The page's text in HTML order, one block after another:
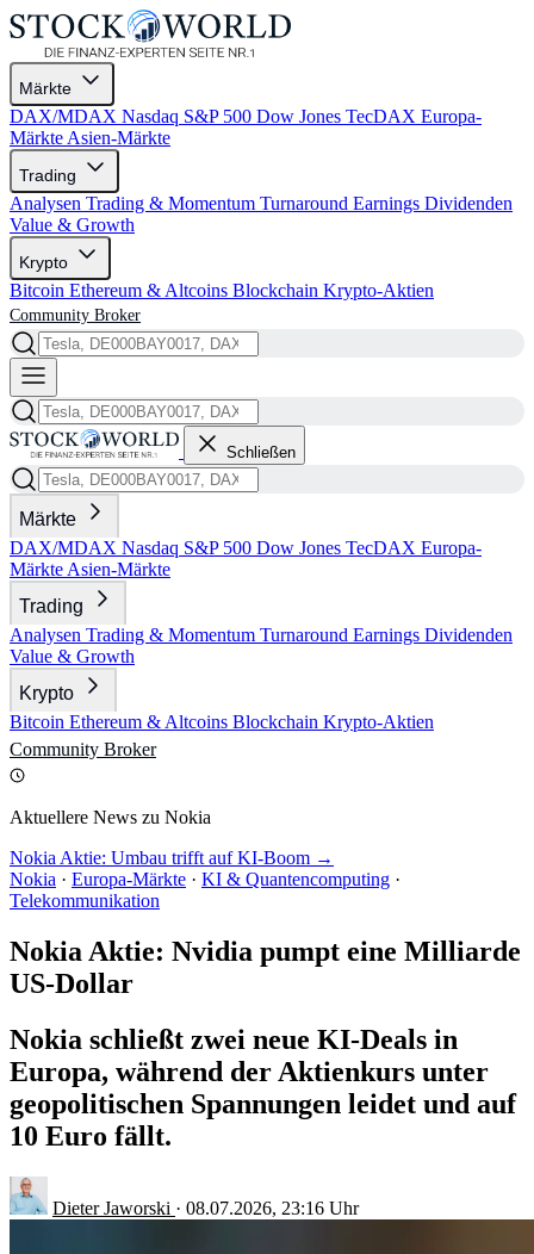
Märkte
DAX/MDAX Nasdaq S&P 500 Dow Jones TecDAX Europa-
Märkte Asien-Märkte
Trading
Analysen Trading & Momentum Turnaround Earnings Dividenden
Value & Growth
Krypto
Bitcoin Ethereum & Altcoins Blockchain Krypto-Aktien
Community Broker
Schließen
Märkte
DAX/MDAX Nasdaq S&P 500 Dow Jones TecDAX Europa-
Märkte Asien-Märkte
Trading
Analysen Trading & Momentum Turnaround Earnings Dividenden
Value & Growth
Krypto
Bitcoin Ethereum & Altcoins Blockchain Krypto-Aktien
Community Broker
Aktuellere News zu Nokia
Nokia Aktie: Umbau trifft auf KI-Boom →
Nokia · Europa-Märkte · KI & Quantencomputing ·
Telekommunikation
Nokia Aktie: Nvidia pumpt eine Milliarde
US-Dollar
Nokia schließt zwei neue KI-Deals in
Europa, während der Aktienkurs unter
geopolitischen Spannungen leidet und auf
10 Euro fällt.
Dieter Jaworski · 08.07.2026, 23:16 Uhr